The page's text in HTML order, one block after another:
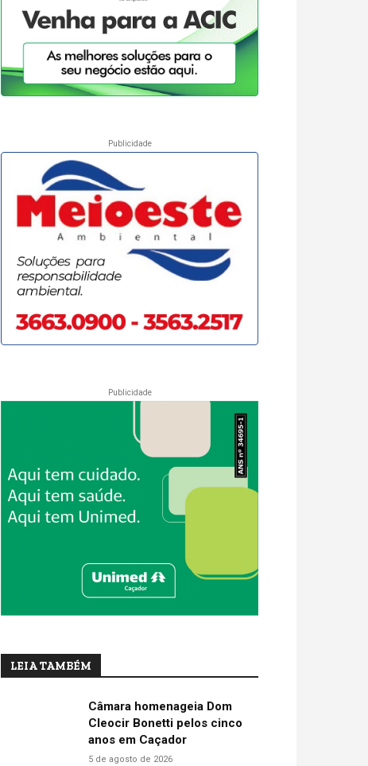
Publicidade
Publicidade
LEIA TAMBÉM
Câmara homenageia Dom
Cleocir Bonetti pelos cinco
anos em Caçador
5 de agosto de 2026